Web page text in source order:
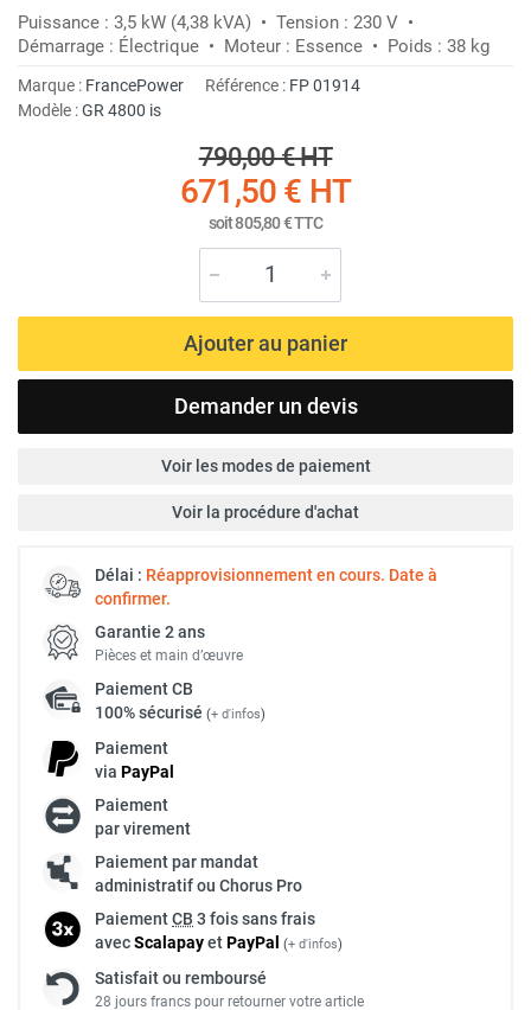
Puissance : 3,5 kW (4,38 kVA) • Tension : 230 V •
Démarrage : Électrique • Moteur : Essence • Poids : 38 kg
Marque : FrancePower Référence : FP 01914
Modèle :GR 4800 is
790,00 €HT
671,50 € HT
soit805,80 €TTC
Ajouter au panier
Demander un devis
Voir les modes de paiement
Voir la procédure d'achat
Délai : Réapprovisionnement en cours. Date à
confirmer.
Garantie 2 ans
Pièces et main d’œuvre
PaiementCB
100% sécurisé (+ d'infos)
Paiement
via PayPal
Paiement
par virement
Paiement par mandat
administratif ou Chorus Pro
PaiementCB 3 fois sans frais
avecScalapayetPayPal (+ d'infos)
Satisfait ou remboursé
28 jours francs pour retourner votre article